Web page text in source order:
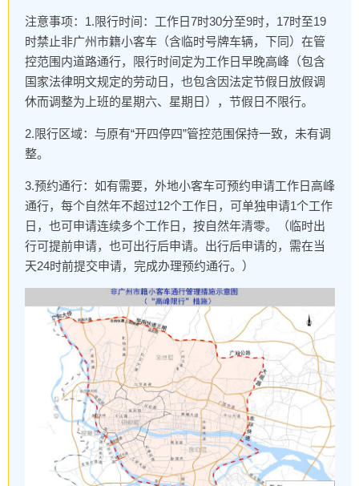
注意事项：1.限行时间：工作日7时30分至9时，17时至19
时禁止非广州市籍小客车（含临时号牌车辆，下同）在管
控范围内道路通行，限行时间定为工作日早晚高峰（包含
国家法律明文规定的劳动日，也包含因法定节假日放假调
休而调整为上班的星期六、星期日），节假日不限行。
2.限行区域：与原有“开四停四”管控范围保持一致，未有调
整。
3.预约通行：如有需要，外地小客车可预约申请工作日高峰
通行，每个自然年不超过12个工作日，可单独申请1个工作
日，也可申请连续多个工作日，按自然年清零。（临时出
行可提前申请，也可出行后申请。出行后申请的，需在当
天24时前提交申请，完成办理预约通行。）